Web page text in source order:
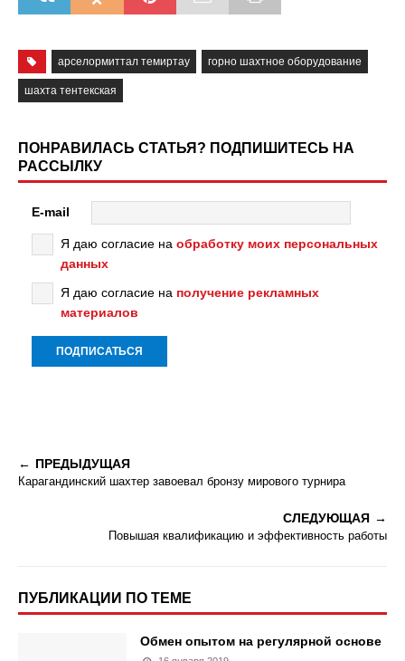
арселормиттал темиртау горно шахтное оборудование
шахта тентекская
ПОНРАВИЛАСЬ СТАТЬЯ? ПОДПИШИТЕСЬ НА
РАССЫЛКУ
E-mail
Я даю согласие на обработку моих персональных
данных
Я даю согласие на получение рекламных
материалов
ПРЕДЫДУЩАЯ
Карагандинский шахтер завоевал бронзу мирового турнира
СЛЕДУЮЩАЯ
Повышая квалификацию и эффективность работы
ПУБЛИКАЦИИ ПО ТЕМЕ
Обмен опытом на регулярной основе